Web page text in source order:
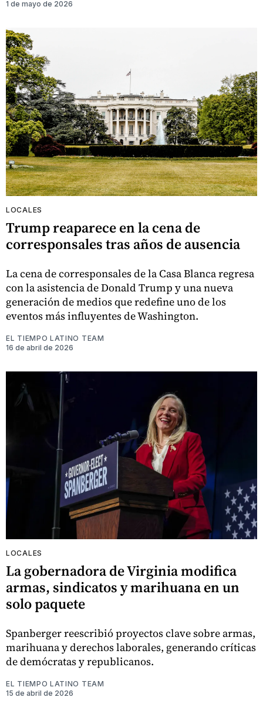
1 de mayo de 2026
LOCALES
Trump reaparece en la cena de
corresponsales tras años de ausencia
La cena de corresponsales de la Casa Blanca regresa
con la asistencia de Donald Trump y una nueva
generación de medios que redefine uno de los
eventos más influyentes de Washington.
EL TIEMPO LATINO TEAM
16 de abril de 2026
LOCALES
La gobernadora de Virginia modifica
armas, sindicatos y marihuana en un
solo paquete
Spanberger reescribió proyectos clave sobre armas,
marihuana y derechos laborales, generando críticas
de demócratas y republicanos.
EL TIEMPO LATINO TEAM
15 de abril de 2026